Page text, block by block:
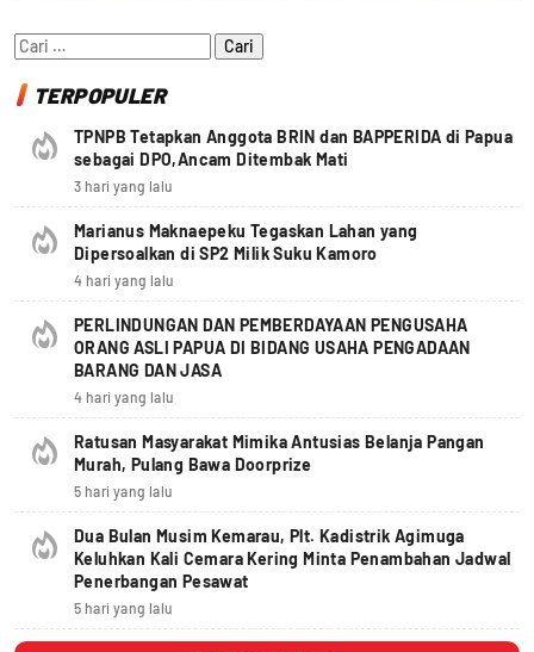
Cari
untuk:
TERPOPULER
TPNPB Tetapkan Anggota BRIN dan BAPPERIDA di Papua
sebagai DPO,Ancam Ditembak Mati
3 hari yang lalu
Marianus Maknaepeku Tegaskan Lahan yang
Dipersoalkan di SP2 Milik Suku Kamoro
4 hari yang lalu
PERLINDUNGAN DAN PEMBERDAYAAN PENGUSAHA
ORANG ASLI PAPUA DI BIDANG USAHA PENGADAAN
BARANG DAN JASA
4 hari yang lalu
Ratusan Masyarakat Mimika Antusias Belanja Pangan
Murah, Pulang Bawa Doorprize
5 hari yang lalu
Dua Bulan Musim Kemarau, Plt. Kadistrik Agimuga
Keluhkan Kali Cemara Kering Minta Penambahan Jadwal
Penerbangan Pesawat
5 hari yang lalu